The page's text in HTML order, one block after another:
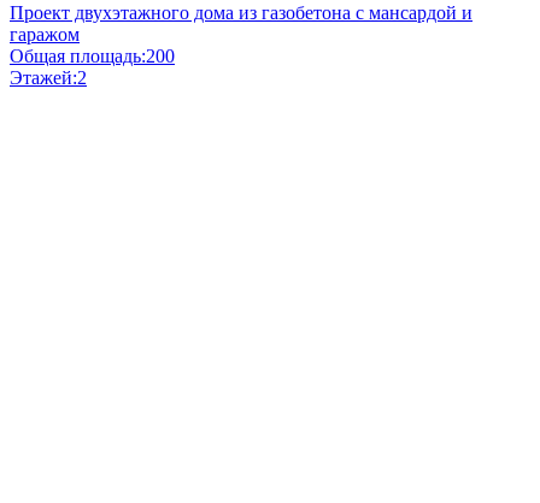
Проект двухэтажного дома из газобетона с мансардой и
гаражом
Общая площадь:200
Этажей:2